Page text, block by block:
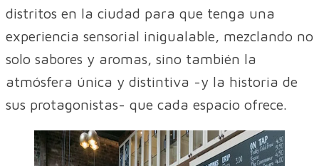
distritos en la ciudad para que tenga una
experiencia sensorial inigualable, mezclando no
solo sabores y aromas, sino también la
atmósfera única y distintiva -y la historia de
sus protagonistas- que cada espacio ofrece.